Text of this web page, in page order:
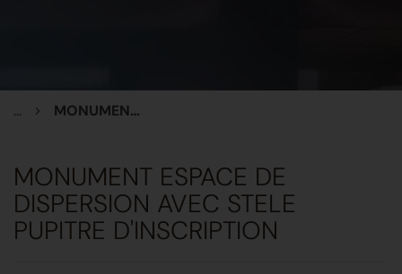
... MONUMENT ESPACE DE DISPERSION AVEC STELE PUPITRE D'INSCRIPTION
MONUMENT ESPACE DE
DISPERSION AVEC STELE
PUPITRE D'INSCRIPTION